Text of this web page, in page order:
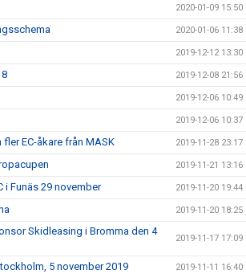
2020-01-09 15:50
2020-01-06 11:38
2019-12-12 13:30
2019-12-08 21:56
2019-12-06 10:49
2019-12-06 10:37
EC-åkare från MASK 2019-11-28 23:17
2019-11-21 13:16
i Funäs 29 november 2019-11-20 19:44
2019-11-20 18:25
Skidleasing i Bromma den 4
2019-11-17 17:09
5 november 2019 2019-11-11 16:40